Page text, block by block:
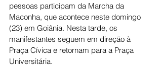
pessoas participam da Marcha da
Maconha, que acontece neste domingo
(23) em Goiânia. Nesta tarde, os
manifestantes seguem em direção à
Praça Cívica e retornam para a Praça
Universitária.